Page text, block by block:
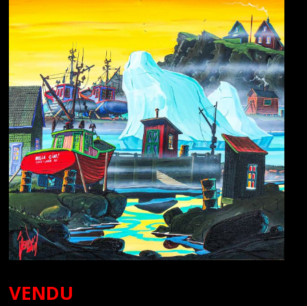
VENDU